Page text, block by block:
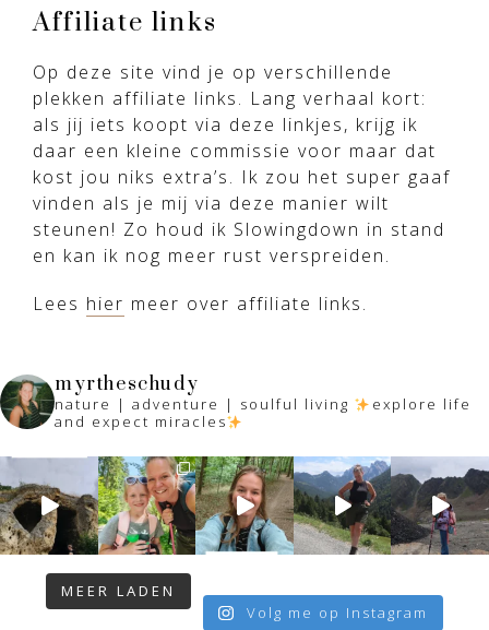
Affiliate links
Op deze site vind je op verschillende
plekken affiliate links. Lang verhaal kort:
als jij iets koopt via deze linkjes, krijg ik
daar een kleine commissie voor maar dat
kost jou niks extra’s. Ik zou het super gaaf
vinden als je mij via deze manier wilt
steunen! Zo houd ik Slowingdown in stand
en kan ik nog meer rust verspreiden.
Lees hier meer over affiliate links.
myrtheschudy
nature | adventure | soulful living
explore life
and expect miracles
MEER LADEN
Volg me op Instagram